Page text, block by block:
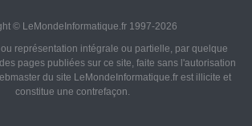
© LeMondeInformatique.fr 1997-2026
représentation intégrale ou partielle, par quelque
pages publiées sur ce site, faite sans l'autorisation
du site LeMondeInformatique.fr est illicite et
constitue une contrefaçon.